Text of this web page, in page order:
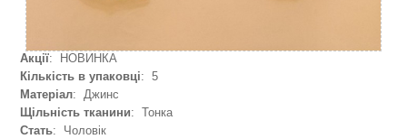
Акції: НОВИНКА
Кількість в упаковці: 5
Матеріал: Джинс
Щільність тканини: Тонка
Стать: Чоловік